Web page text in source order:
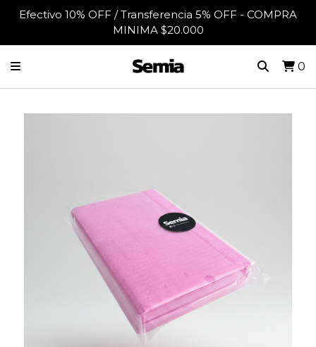
Efectivo 10% OFF / Transferencia 5% OFF - COMPRA
MINIMA $20.000
0